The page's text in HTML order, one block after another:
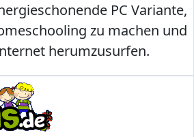
PC Variante,
zu machen und
herumzusurfen.